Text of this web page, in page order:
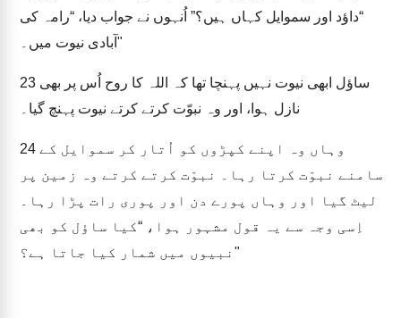
“داؤد اور سموایل کہاں ہیں؟” اُنہوں نے جواب دیا، “رامہ کی
آبادی نیوت میں۔"
23
نازل ہوا، اور وہ نبوّت کرتے کرتے نیوت پہنچ گیا۔
24
سامنے نبوّت کرتا رہا۔ نبوّت کرتے کرتے وہ زمین پر
لیٹ گیا اور وہاں پورے دن اور پوری رات پڑا رہا۔
اِسی وجہ سے یہ قول مشہور ہوا، “کیا ساؤل کو بھی
نبیوں میں شمار کیا جاتا ہے؟"